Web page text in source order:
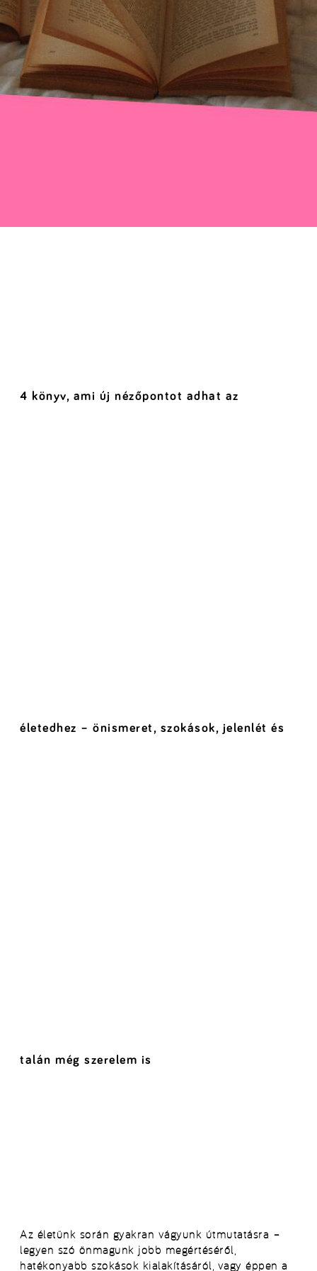
4 könyv, ami új nézőpontot adhat az
életedhez – önismeret, szokások, jelenlét és
talán még szerelem is
Az életünk során gyakran vágyunk útmutatásra –
legyen szó önmagunk jobb megértéséről,
hatékonyabb szokások kialakításáról, vagy éppen a